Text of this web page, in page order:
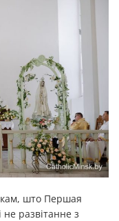
што Першая
не развітанне з